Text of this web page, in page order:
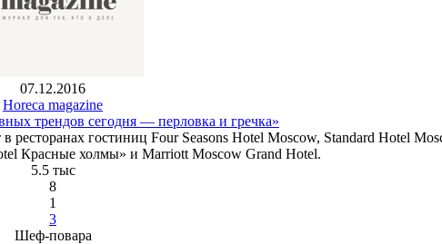
07.12.2016
Horeca magazine
трендов сегодня — перловка и гречка»
гостиниц Four Seasons Hotel Moscow, Standard Hotel
Красные холмы» и Marriott Moscow Grand Hotel.
5.5 тыс
8
1
3
Шеф-повара